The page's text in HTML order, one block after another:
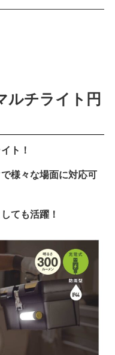
チライト円
ト！
様々な場面に対応可
ても活躍！